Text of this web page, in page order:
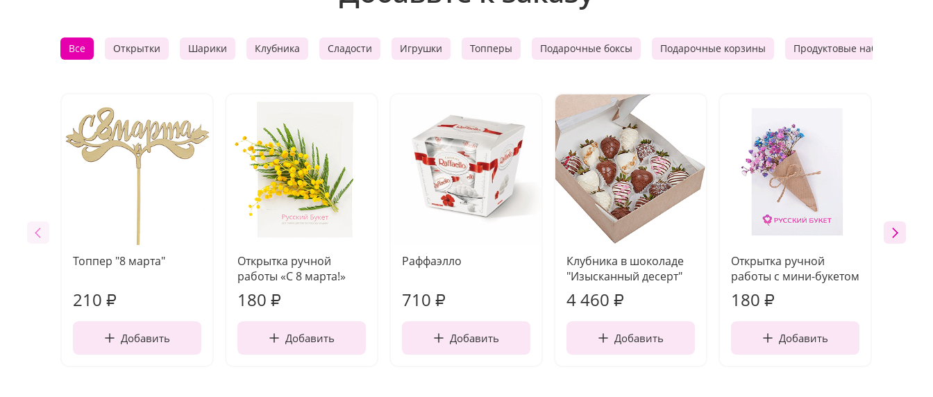
Все Открытки Шарики Клубника Сладости Игрушки Топперы Подарочные боксы Подарочные корзины Продуктовые наборы
Топпер "8 марта"
210 ₽
Добавить
Открытка ручной
работы «С 8 марта!»
180 ₽
Добавить
Раффаэлло
710 ₽
Добавить
Клубника в шоколаде
"Изысканный десерт"
4 460 ₽
Добавить
Открытка ручной
работы с мини-букетом
180 ₽
Добавить